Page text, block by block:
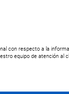
con respecto a la
equipo de atención al